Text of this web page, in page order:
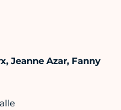
Jeanne Azar, Fanny